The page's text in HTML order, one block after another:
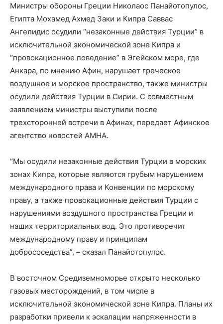
Министры обороны Греции Николаос Панайотопулос,
Египта Мохамед Ахмед Заки и Кипра Саввас
Ангелидис осудили “незаконные действия Турции” в
исключительной экономической зоне Кипра и
“провокационное поведение” в Эгейском море, где
Анкара, по мнению Афин, нарушает греческое
воздушное и морское пространство, также министры
осудили действия Турции в Сирии. С совместным
заявлением министры выступили после
трехсторонней встречи в Афинах, передает Афинское
агентство новостей АМНА.
“Мы осудили незаконные действия Турции в морских
зонах Кипра, которые являются грубым нарушением
международного права и Конвенции по морскому
праву, а также провокационные действия Турции с
нарушениями воздушного пространства Греции и
наших территориальных вод. Это противоречит
международному праву и принципам
добрососедства”, – сказал Панайотопулос.
В восточном Средиземноморье открыто несколько
газовых месторождений, в том числе в
исключительной экономической зоне Кипра. Планы их
разработки привели к эскалации напряженности в